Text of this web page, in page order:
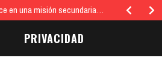
PRIVACIDAD